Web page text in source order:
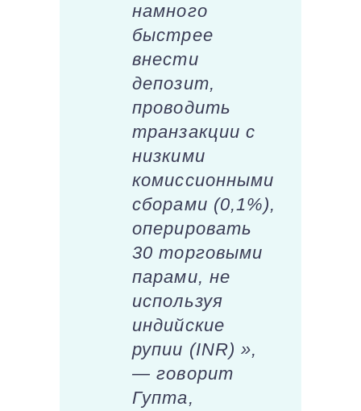
намного
быстрее
внести
депозит,
проводить
транзакции с
низкими
комиссионными
сборами (0,1%),
оперировать
30 торговыми
парами, не
используя
индийские
рупии (INR) »,
— говорит
Гупта,